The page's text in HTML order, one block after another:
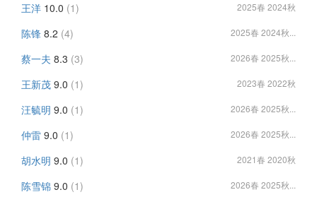
王洋 10.0 (1) 2025春 2024秋
陈锋 8.2 (4) 2025春 2024秋...
蔡一夫 8.3 (3) 2026春 2025秋...
王新茂 9.0 (1) 2023春 2022秋
汪毓明 9.0 (1) 2026春 2025秋...
仲雷 9.0 (1) 2026春 2025秋...
胡水明 9.0 (1) 2021春 2020秋
陈雪锦 9.0 (1) 2026春 2025秋...